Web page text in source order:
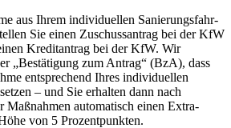
aus Ihrem individuellen Sanierungs­fahr­
Sie einen Zuschuss­antrag bei der KfW
Kredit­antrag bei der KfW. Wir
„Bestätigung zum Antrag“ (BzA), dass
entsprechend Ihres individuellen
– und Sie erhalten dann nach
Maßnahmen auto­matisch einen Extra-
von 5 Prozentpunkten.